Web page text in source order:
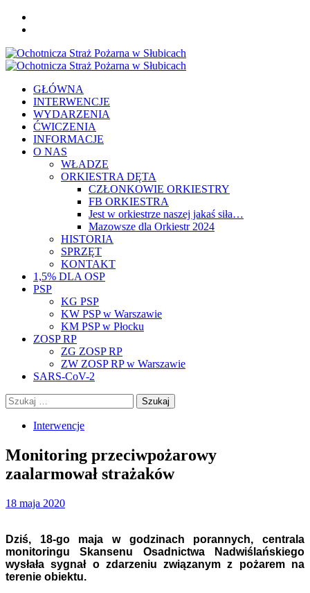
Skip
Primary
GŁÓWNA
INTERWENCJE
WYDARZENIA
ĆWICZENIA
INFORMACJE
O NAS
WŁADZE
ORKIESTRA DĘTA
CZŁONKOWIE ORKIESTRY
FB ORKIESTRA
Jest w orkiestrze naszej jakaś siła…
Mazowsze dla Orkiestr 2024
HISTORIA
SPRZĘT
KONTAKT
1,5% DLA OSP
PSP
KG PSP
KW PSP w Warszawie
KM PSP w Płocku
ZOSP RP
ZG ZOSP RP
ZW ZOSP RP w Warszawie
SARS-CoV-2
Szukaj:
Interwencje
Monitoring przeciwpożarowy
zaalarmował strażaków
18 maja 2020
Dziś, 18-go maja w godzinach porannych, centrala
monitoringu Skansenu Osadnictwa Nadwiślańskiego
wysłała sygnał o zdarzeniu związanym z pożarem na
terenie obiektu.